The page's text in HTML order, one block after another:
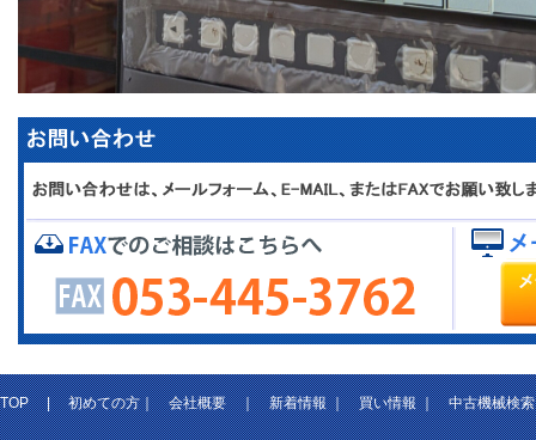
TOP|初めての方｜会社概要｜新着情報｜買い情報｜中古機械検索